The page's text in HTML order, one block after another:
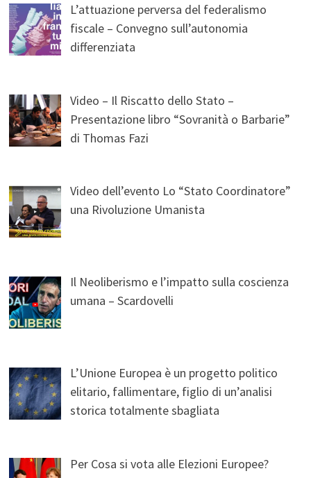
L’attuazione perversa del federalismo
fiscale – Convegno sull’autonomia
differenziata
Video – Il Riscatto dello Stato –
Presentazione libro “Sovranità o Barbarie”
di Thomas Fazi
Video dell’evento Lo “Stato Coordinatore”
una Rivoluzione Umanista
Il Neoliberismo e l’impatto sulla coscienza
umana – Scardovelli
L’Unione Europea è un progetto politico
elitario, fallimentare, figlio di un’analisi
storica totalmente sbagliata
Per Cosa si vota alle Elezioni Europee?